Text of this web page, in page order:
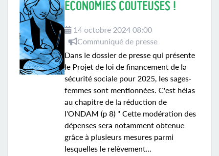
ÉCONOMIES COUTEUSES !
14 octobre 2024 08:00
Communiqué de presse
Dans le dossier de presse qui présente
le Projet de loi de financement de la
sécurité sociale pour 2025, les sages-
femmes sont mentionnées. C'est hélas
au chapitre de la réduction de
l'ONDAM (p 8) " Cette modération des
dépenses sera notamment obtenue
grâce à plusieurs mesures parmi
lesquelles le relèvement...